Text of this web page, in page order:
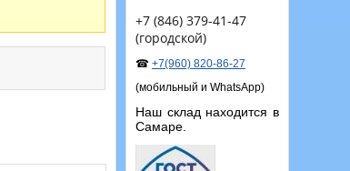
+7 (846) 379-41-47
(городской)
☎ +7(960) 820-86-27
(мобильный и WhatsApp)
Наш склад находится в
Самаре.